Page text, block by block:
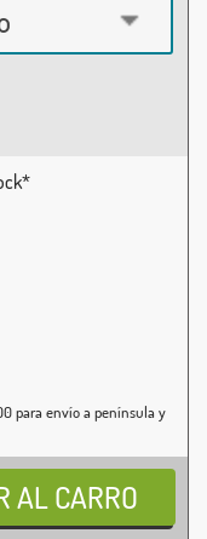
para envío a península y